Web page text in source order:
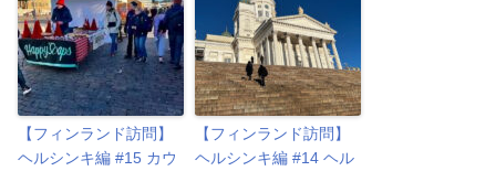
【フィンランド訪問】
ヘルシンキ編 #15 カウ
【フィンランド訪問】
ヘルシンキ編 #14 ヘル